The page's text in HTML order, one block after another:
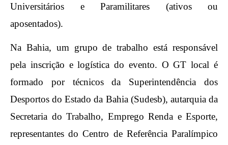
Universitários e Paramilitares (ativos ou
aposentados).
Na Bahia, um grupo de trabalho está responsável
pela inscrição e logística do evento. O GT local é
formado por técnicos da Superintendência dos
Desportos do Estado da Bahia (Sudesb), autarquia da
Secretaria do Trabalho, Emprego Renda e Esporte,
representantes do Centro de Referência Paralímpico